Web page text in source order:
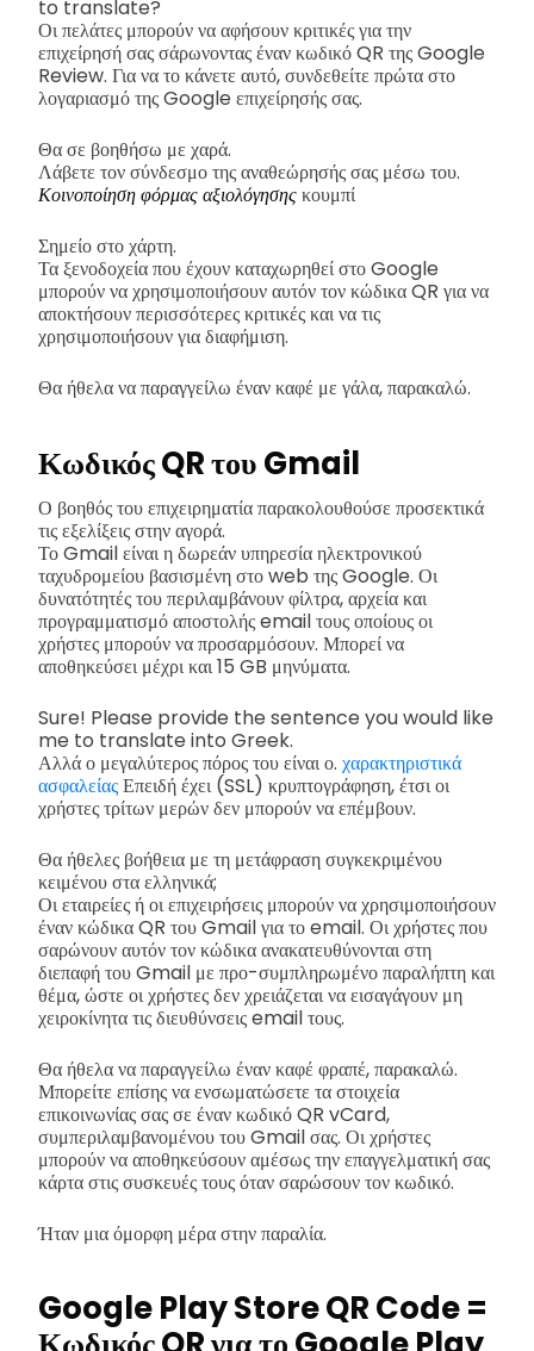
to translate?
Οι πελάτες μπορούν να αφήσουν κριτικές για την
επιχείρησή σας σάρωνοντας έναν κωδικό QR της Google
Review. Για να το κάνετε αυτό, συνδεθείτε πρώτα στο
λογαριασμό της Google επιχείρησής σας.
Θα σε βοηθήσω με χαρά.
Λάβετε τον σύνδεσμο της αναθεώρησής σας μέσω του.
Κοινοποίηση φόρμας αξιολόγησηςκουμπί
Σημείο στο χάρτη.
Τα ξενοδοχεία που έχουν καταχωρηθεί στο Google
μπορούν να χρησιμοποιήσουν αυτόν τον κώδικα QR για να
αποκτήσουν περισσότερες κριτικές και να τις
χρησιμοποιήσουν για διαφήμιση.
Θα ήθελα να παραγγείλω έναν καφέ με γάλα, παρακαλώ.
Κωδικός QR του Gmail
Ο βοηθός του επιχειρηματία παρακολουθούσε προσεκτικά
τις εξελίξεις στην αγορά.
Το Gmail είναι η δωρεάν υπηρεσία ηλεκτρονικού
ταχυδρομείου βασισμένη στο web της Google. Οι
δυνατότητές του περιλαμβάνουν φίλτρα, αρχεία και
προγραμματισμό αποστολής email τους οποίους οι
χρήστες μπορούν να προσαρμόσουν. Μπορεί να
αποθηκεύσει μέχρι και 15 GB μηνύματα.
Sure! Please provide the sentence you would like
me to translate into Greek.
Αλλά ο μεγαλύτερος πόρος του είναι ο. χαρακτηριστικά
ασφαλείαςΕπειδή έχει (SSL) κρυπτογράφηση, έτσι οι
χρήστες τρίτων μερών δεν μπορούν να επέμβουν.
Θα ήθελες βοήθεια με τη μετάφραση συγκεκριμένου
κειμένου στα ελληνικά;
Οι εταιρείες ή οι επιχειρήσεις μπορούν να χρησιμοποιήσουν
έναν κώδικα QR του Gmail για το email. Οι χρήστες που
σαρώνουν αυτόν τον κώδικα ανακατευθύνονται στη
διεπαφή του Gmail με προ-συμπληρωμένο παραλήπτη και
θέμα, ώστε οι χρήστες δεν χρειάζεται να εισαγάγουν μη
χειροκίνητα τις διευθύνσεις email τους.
Θα ήθελα να παραγγείλω έναν καφέ φραπέ, παρακαλώ.
Μπορείτε επίσης να ενσωματώσετε τα στοιχεία
επικοινωνίας σας σε έναν κωδικό QR vCard,
συμπεριλαμβανομένου του Gmail σας. Οι χρήστες
μπορούν να αποθηκεύσουν αμέσως την επαγγελματική σας
κάρτα στις συσκευές τους όταν σαρώσουν τον κωδικό.
Ήταν μια όμορφη μέρα στην παραλία.
Google Play Store QR Code =